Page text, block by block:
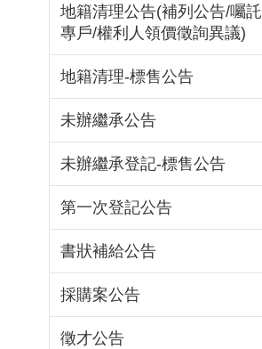
地籍清理公告(補列公告/囑
專戶/權利人領價徵詢異議)
地籍清理-標售公告
未辦繼承公告
未辦繼承登記-標售公告
第一次登記公告
書狀補給公告
採購案公告
徵才公告